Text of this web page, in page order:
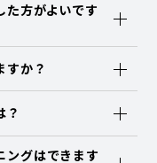
た方がよいです
すか？
？
ングはできます